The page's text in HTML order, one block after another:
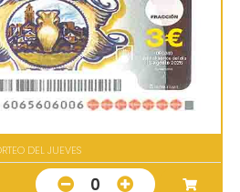
DEL JUEVES
0